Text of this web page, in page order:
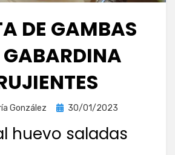
DE GAMBAS
González
Publicada
30/01/2023
huevo saladas